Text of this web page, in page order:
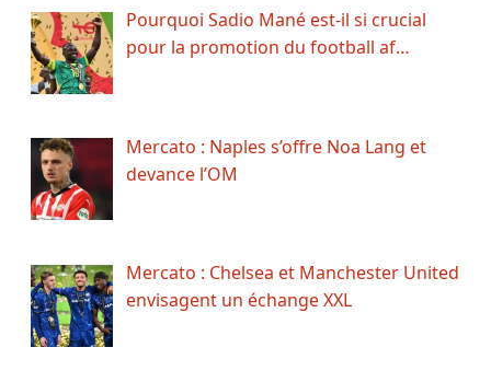
Pourquoi Sadio Mané est-il si crucial
pour la promotion du football af…
Mercato : Naples s’offre Noa Lang et
devance l’OM
Mercato : Chelsea et Manchester United
envisagent un échange XXL